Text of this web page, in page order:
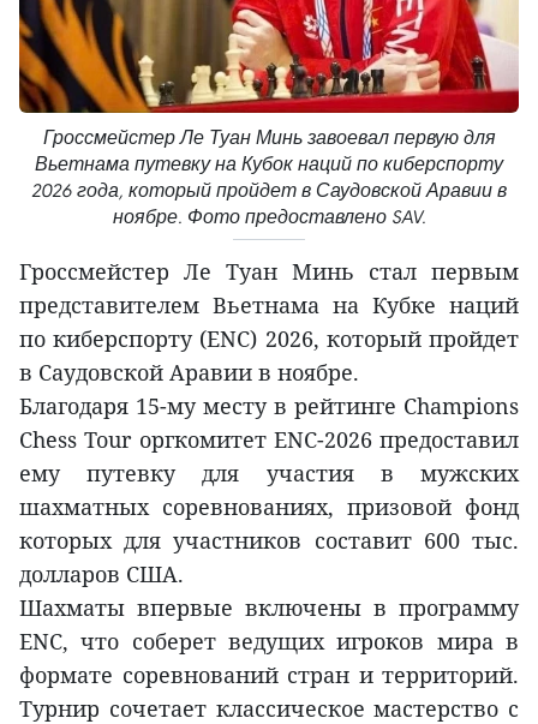
Гроссмейстер Ле Туан Минь завоевал первую для
Вьетнама путевку на Кубок наций по киберспорту
2026 года, который пройдет в Саудовской Аравии в
ноябре. Фото предоставлено SAV.
Гроссмейстер Ле Туан Минь стал первым
представителем Вьетнама на Кубке наций
по киберспорту (ENC) 2026, который пройдет
в Саудовской Аравии в ноябре.
Благодаря 15-му месту в рейтинге Champions
Chess Tour оргкомитет ENC-2026 предоставил
ему путевку для участия в мужских
шахматных соревнованиях, призовой фонд
которых для участников составит 600 тыс.
долларов США.
Шахматы впервые включены в программу
ENC, что соберет ведущих игроков мира в
формате соревнований стран и территорий.
Турнир сочетает классическое мастерство с